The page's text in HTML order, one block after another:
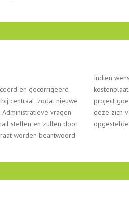
en gecorrigeerd
centraal, zodat nieuwe
vragen
stellen en zullen door
worden beantwoord.
Indien
project
deze zich